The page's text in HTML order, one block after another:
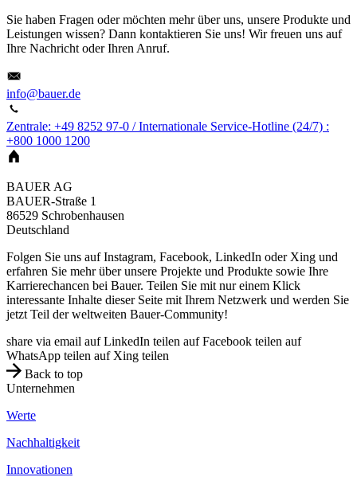
Sie haben Fragen oder möchten mehr über uns, unsere Produkte und
Leistungen wissen? Dann kontaktieren Sie uns! Wir freuen uns auf
Ihre Nachricht oder Ihren Anruf.
info@bauer.de
Zentrale: +49 8252 97-0 / Internationale Service-Hotline (24/7) :
+800 1000 1200
BAUER AG
BAUER-Straße 1
86529 Schrobenhausen
Deutschland
Folgen Sie uns auf Instagram, Facebook, LinkedIn oder Xing und
erfahren Sie mehr über unsere Projekte und Produkte sowie Ihre
Karrierechancen bei Bauer. Teilen Sie mit nur einem Klick
interessante Inhalte dieser Seite mit Ihrem Netzwerk und werden Sie
jetzt Teil der weltweiten Bauer-Community!
share via email auf LinkedIn teilen auf Facebook teilen auf
WhatsApp teilen auf Xing teilen
Back to top
Unternehmen
Werte
Nachhaltigkeit
Innovationen